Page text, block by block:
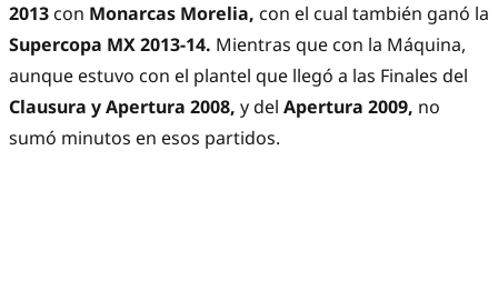
2013 con Monarcas Morelia, con el cual también ganó la
Supercopa MX 2013-14. Mientras que con la Máquina,
aunque estuvo con el plantel que llegó a las Finales del
Clausura y Apertura 2008, y del Apertura 2009, no
sumó minutos en esos partidos.